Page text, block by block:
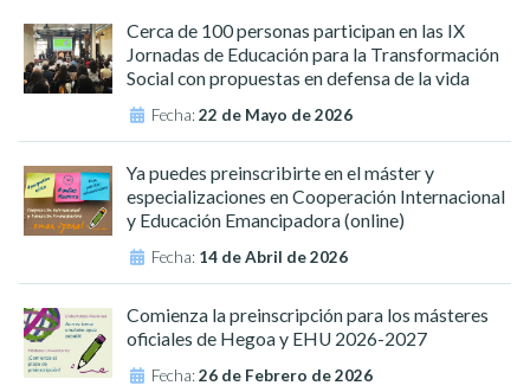
Cerca de 100 personas participan en las IX
Jornadas de Educación para la Transformación
Social con propuestas en defensa de la vida
Fecha:22 de Mayo de 2026
Ya puedes preinscribirte en el máster y
especializaciones en Cooperación Internacional
y Educación Emancipadora (online)
Fecha: 14 de Abril de 2026
Comienza la preinscripción para los másteres
oficiales de Hegoa y EHU 2026-2027
Fecha:26 de Febrero de 2026